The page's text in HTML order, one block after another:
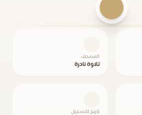
المصحف
تلاوة نادرة
تاريخ التسجيل